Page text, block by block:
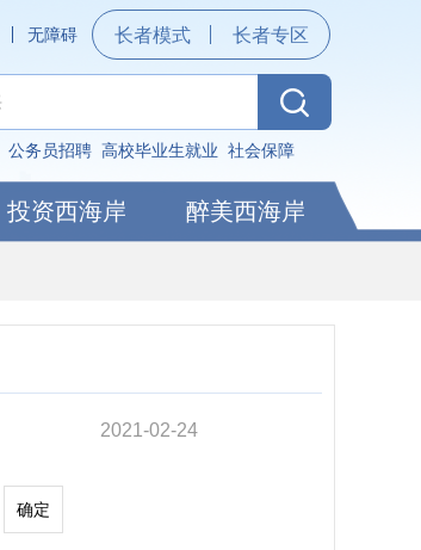
无障碍 长者模式 长者专区
公务员招聘 高校毕业生就业 社会保障
投资西海岸 醉美西海岸
2021-02-24
确定